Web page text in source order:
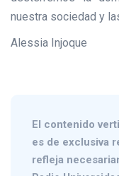
nuestra sociedad y
Alessia Injoque
El contenido
es de exclusiva
refleja